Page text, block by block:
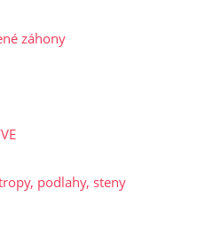
záhony
podlahy, steny